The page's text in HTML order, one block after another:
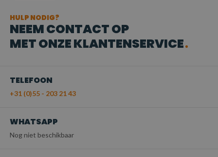
HULP NODIG?
NEEM CONTACT OP
MET ONZE KLANTENSERVICE
TELEFOON
+31 (0)55 - 203 21 43
WHATSAPP
Nog niet beschikbaar